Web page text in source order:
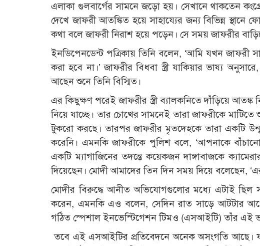
এলাকা গুলবার্গের সামনে জড়ো হয়। সেখানে থাকতেন
দেখে জাফরী আতঙ্কিত হয়ে সাহায্যের জন্য বিভিন্ন
কথা বলে জাফরী নিরাশ হয়ে পড়েন। সে সময় জাফরীর
ইনডিপেনডেন্ট পত্রিকায় তিনি বলেন, ‘আমি যখন জাফরী
করা হবে না।’ জাফরীর বিধবা স্ত্রী যাকিয়ার ভাষ্য
আছেন শুনে তিনি বিস্মিত।
এর কিছুক্ষণ পরেই জাফরীর স্ত্রী ব্যালকনিতে দাঁড়িয়ে আতঙ্ক
নিয়ে যাচ্ছে। তার চোখের সামনেই তারা জাফরীকে
টুকরো করছে। তারপর জাফরীর মৃতদেহকে তারা একটি
করেনি। এমনকি জাফরীকে পুলিশ বলে, ‘আপনাকে
একটি ম্যাগাজিনের তদন্তে কয়েকজন দাঙ্গাবাজকে
দিয়েছেন। মোদী আমাদের তিন দিন সময় দিয়ে বলেছেন,
মোদীর বিরুদ্ধে আনীত অভিযোগগুলোর মধ্যে এটাই ছিল
করেন, এমনকি এও বলেন, সেদিন রাত সাড়ে আটটার
গঠিত স্পেশাল ইনভেস্টিগেশন টিমও (এসআইটি) তাঁর এই
তবে এই এসআইটির প্রতিবেদনে অনেক অসংগতি আছে।